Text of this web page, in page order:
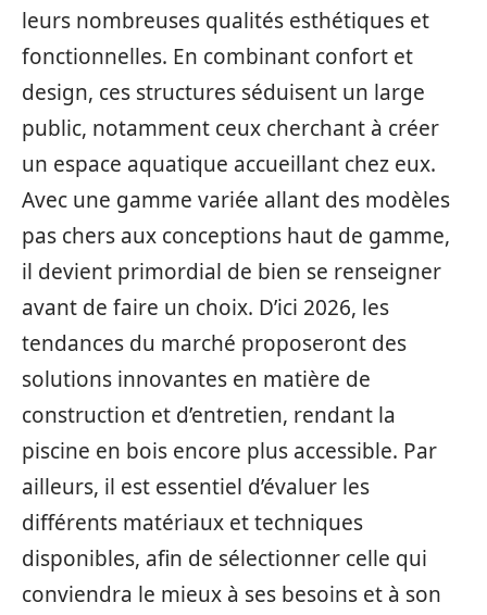
leurs nombreuses qualités esthétiques et
fonctionnelles. En combinant confort et
design, ces structures séduisent un large
public, notamment ceux cherchant à créer
un espace aquatique accueillant chez eux.
Avec une gamme variée allant des modèles
pas chers aux conceptions haut de gamme,
il devient primordial de bien se renseigner
avant de faire un choix. D’ici 2026, les
tendances du marché proposeront des
solutions innovantes en matière de
construction et d’entretien, rendant la
piscine en bois encore plus accessible. Par
ailleurs, il est essentiel d’évaluer les
différents matériaux et techniques
disponibles, afin de sélectionner celle qui
conviendra le mieux à ses besoins et à son